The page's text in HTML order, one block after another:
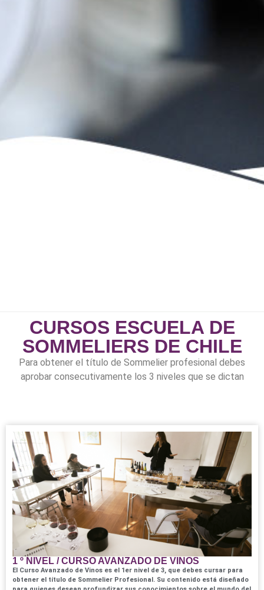
CURSOS ESCUELA DE
SOMMELIERS DE CHILE
Para obtener el título de Sommelier profesional debes
aprobar consecutivamente los 3 niveles que se dictan
1 º NIVEL / CURSO AVANZADO DE VINOS
El Curso Avanzado de Vinos es el 1er nivel de 3, que debes cursar para
obtener el título de Sommelier Profesional. Su contenido está diseñado